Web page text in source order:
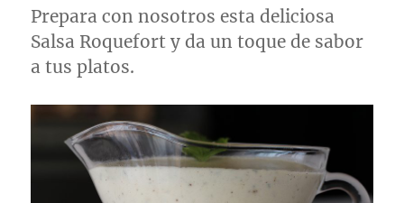
Prepara con nosotros esta deliciosa
Salsa Roquefort y da un toque de sabor
a tus platos.